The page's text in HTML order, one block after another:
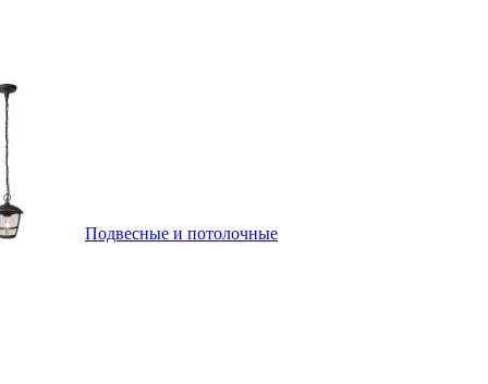
Подвесные и потолочные